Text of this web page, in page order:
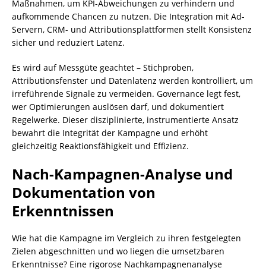
Maßnahmen, um KPI-Abweichungen zu verhindern und
aufkommende Chancen zu nutzen. Die Integration mit Ad-
Servern, CRM- und Attributionsplattformen stellt Konsistenz
sicher und reduziert Latenz.
Es wird auf Messgüte geachtet – Stichproben,
Attributionsfenster und Datenlatenz werden kontrolliert, um
irreführende Signale zu vermeiden. Governance legt fest,
wer Optimierungen auslösen darf, und dokumentiert
Regelwerke. Dieser disziplinierte, instrumentierte Ansatz
bewahrt die Integrität der Kampagne und erhöht
gleichzeitig Reaktionsfähigkeit und Effizienz.
Nach-Kampagnen-Analyse und
Dokumentation von
Erkenntnissen
Wie hat die Kampagne im Vergleich zu ihren festgelegten
Zielen abgeschnitten und wo liegen die umsetzbaren
Erkenntnisse? Eine rigorose Nachkampagnenanalyse